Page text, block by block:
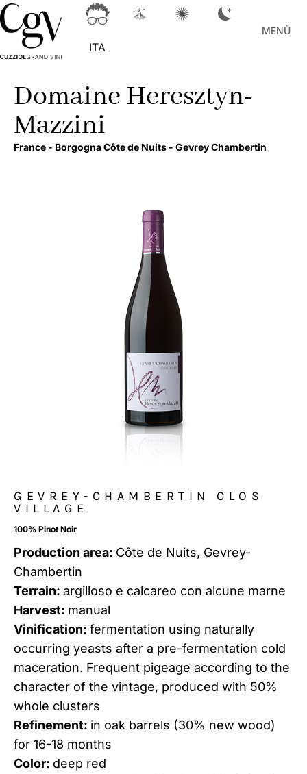
ITA
MENÙ
Domaine Heresztyn-
Mazzini
France - Borgogna Côte de Nuits - Gevrey Chambertin
GEVREY-CHAMBERTIN CLOS
VILLAGE
100% Pinot Noir
Production area: Côte de Nuits, Gevrey-
Chambertin
Terrain: argilloso e calcareo con alcune marne
Harvest: manual
Vinification: fermentation using naturally
occurring yeasts after a pre-fermentation cold
maceration. Frequent pigeage according to the
character of the vintage, produced with 50%
whole clusters
Refinement: in oak barrels (30% new wood)
for 16-18 months
Color: deep red